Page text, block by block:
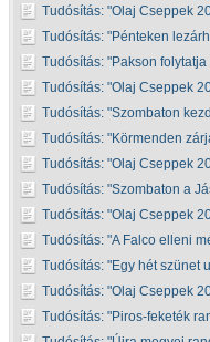
Tudósítás: Olaj Cseppek
Tudósítás:
Pénteken
Tudósítás:
Pakson
Tudósítás: Olaj Cseppek
Tudósítás: Szombaton
Tudósítás:
Körmenden
Tudósítás: Olaj Cseppek
Tudósítás: Szombaton a
Tudósítás: Olaj Cseppek
Tudósítás: A Falco elleni
Tudósítás:
Egy hét szünet
Tudósítás: Olaj Cseppek
Tudósítás:
Piros-feketék